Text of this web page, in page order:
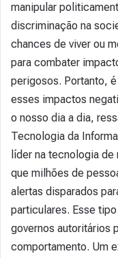
manipular
discriminação na
chances de viver ou
para combater
perigosos. Portanto,
esses impactos
o nosso dia a dia,
Tecnologia da
líder na tecnologia
que milhões de
alertas disparados
particulares. Esse
governos autoritários
comportamento. Um